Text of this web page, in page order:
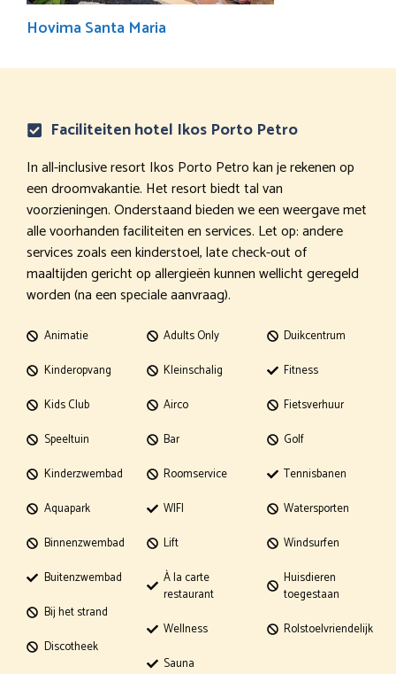
Hovima Santa Maria
Faciliteiten hotel Ikos Porto Petro
In all-inclusive resort Ikos Porto Petro kan je rekenen op
een droomvakantie. Het resort biedt tal van
voorzieningen. Onderstaand bieden we een weergave met
alle voorhanden faciliteiten en services. Let op: andere
services zoals een kinderstoel, late check-out of
maaltijden gericht op allergieën kunnen wellicht geregeld
worden (na een speciale aanvraag).
Animatie
Kinderopvang
Kids Club
Speeltuin
Kinderzwembad
Aquapark
Binnenzwembad
Buitenzwembad
Bij het strand
Discotheek
Adults Only
Kleinschalig
Airco
Bar
Roomservice
WIFI
Lift
À la carte
restaurant
Wellness
Sauna
Duikcentrum
Fitness
Fietsverhuur
Golf
Tennisbanen
Watersporten
Windsurfen
Huisdieren
toegestaan
Rolstoelvriendelijk